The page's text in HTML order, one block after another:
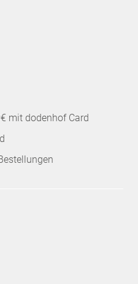
mit dodenhof Card